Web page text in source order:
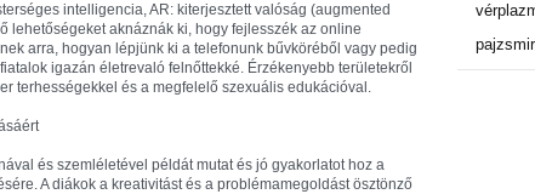
intelligencia, AR: kiterjesztett valóság (augmented
lehetőségeket aknáznák ki, hogy fejlesszék az online
arra, hogyan lépjünk ki a telefonunk bűvköréből vagy pedig
igazán életrevaló felnőttekké. Érzékenyebb területekről
terhességekkel és a megfelelő szexuális edukációval.
és szemléletével példát mutat és jó gyakorlatot hoz a
A diákok a kreativitást és a problémamegoldást ösztönző